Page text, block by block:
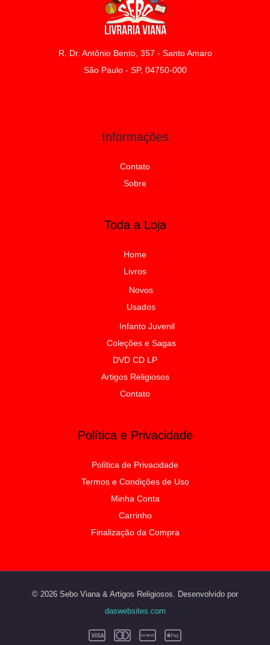
R. Dr. Antônio Bento, 357 - Santo Amaro
São Paulo - SP, 04750-000
Informações
Contato
Sobre
Toda a Loja
Home
Livros
Novos
Usados
Infanto Juvenil
Coleções e Sagas
DVD CD LP
Artigos Religiosos
Contato
Política e Privacidade
Política de Privacidade
Termos e Condições de Uso
Minha Conta
Carrinho
Finalização da Compra
© 2026 Sebo Viana & Artigos Religiosos. Desenvolvido por
daswebsites.com